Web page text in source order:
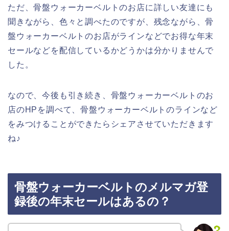
ただ、骨盤ウォーカーベルトのお店に詳しい友達にも
聞きながら、色々と調べたのですが、残念ながら、骨
盤ウォーカーベルトのお店がラインなどでお得な年末
セールなどを配信しているかどうかは分かりませんで
した。
なので、今後も引き続き、骨盤ウォーカーベルトのお
店のHPを調べて、骨盤ウォーカーベルトのラインなど
をみつけることができたらシェアさせていただきます
ね♪
骨盤ウォーカーベルトのメルマガ登
録後の年末セールはあるの？